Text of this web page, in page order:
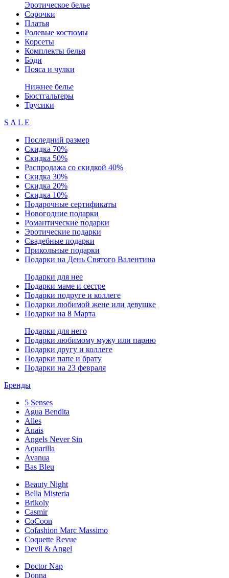
Эротическое белье
Сорочки
Платья
Ролевые костюмы
Корсеты
Комплекты белья
Боди
Пояса и чулки
Нижнее белье
Бюстгальтеры
Трусики
S A L E
Последний размер
Скидка 70%
Скидка 50%
Распродажа со скидкой 40%
Скидка 30%
Скидка 20%
Скидка 10%
Подарочные сертификаты
Новогодние подарки
Романтические подарки
Эротические подарки
Свадебные подарки
Прикольные подарки
Подарки на День Святого Валентина
Подарки для нее
Подарки маме и сестре
Подарки подруге и коллеге
Подарки любимой жене или девушке
Подарки на 8 Марта
Подарки для него
Подарки любимому мужу или парню
Подарки другу и коллеге
Подарки папе и брату
Подарки на 23 февраля
Бренды
5 Senses
Agua Bendita
Alles
Anais
Angels Never Sin
Aquarilla
Avanua
Bas Bleu
Beauty Night
Bella Misteria
Brikoly
Casmir
CoCoon
Cofashion Marc Massimo
Coquette Revue
Devil & Angel
Doctor Nap
Donna